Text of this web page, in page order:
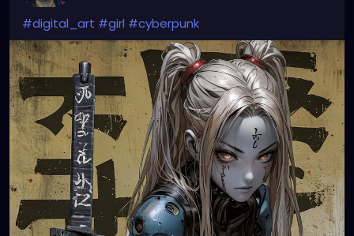
#digital_art #girl #cyberpunk